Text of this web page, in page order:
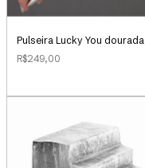
Pulseira Lucky You dourada
R$249,00